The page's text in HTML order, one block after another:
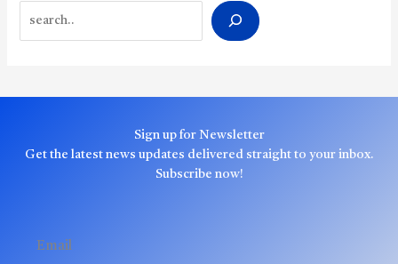
Sign up for Newsletter
Get the latest news updates delivered straight to your inbox.
Subscribe now!
Email